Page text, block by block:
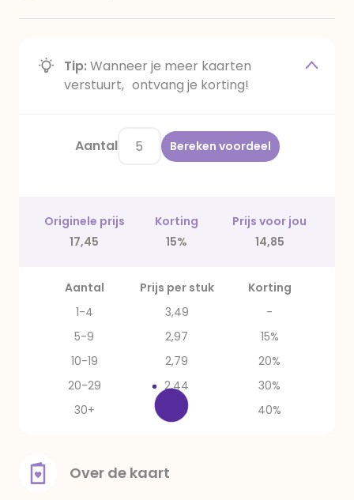
Tip:Wanneer je meer kaarten
verstuurt, ontvang je korting!
Aantal Bereken voordeel
Originele prijs Korting
Prijs voor jou
17,45
15% 14,85
Aantal Prijs per stuk
Korting
1-4
3,49
-
5-9
2,97
15%
10-19
2,79
20%
20-29
2,44
30%
30+
2,09 40%
Over de kaart